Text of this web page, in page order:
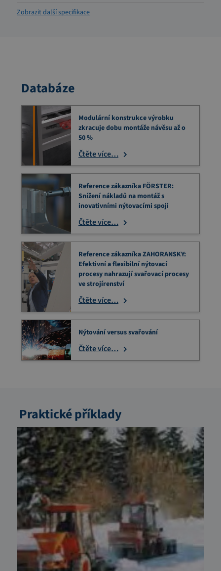
Zobrazit další specifikace
Databáze
Modulární konstrukce výrobku
zkracuje dobu montáže návěsu až o
50 %
Čtěte více…
Reference zákazníka FÖRSTER:
Snížení nákladů na montáž s
inovativními nýtovacími spoji
Čtěte více…
Reference zákazníka ZAHORANSKY:
Efektivní a flexibilní nýtovací
procesy nahrazují svařovací procesy
ve strojírenství
Čtěte více…
Nýtování versus svařování
Čtěte více…
Praktické příklady